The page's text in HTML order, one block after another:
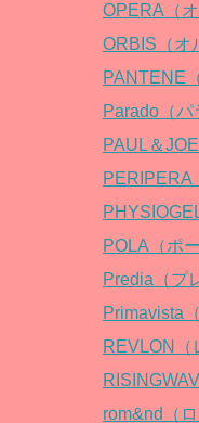
OPERA（オ
ORBIS（オ
PANTENE
Parado（パ
PAUL＆
PERIPERA
POLA（ポー
Predia（プ
Primavista
REVLON（
rom&nd（ロ